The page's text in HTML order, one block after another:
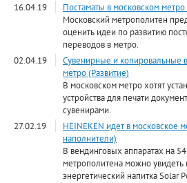
16.04.19
Постаматы в московском
Московский метрополитен
оценить идеи по развитию
переводов в метро.
02.04.19
Сувенирные и копировальные
метро (Развитие)
В московском метро хотят
устройства для печати
сувенирами.
27.02.19
HEINEKEN идет в московское
наполнители)
В вендинговых аппаратах на
метрополитена можно увидеть
энергетический напитка Solar